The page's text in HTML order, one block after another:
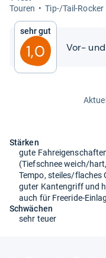
Tou­ren
Tip-​/Tail-​Rocker
Sehr gut
1,0 Vor-​​
Stärken
gute
(Tiefschnee weich/
Tempo, steiles/flaches
guter Kantengriff und
auch für Freeride-
Schwächen
sehr teuer